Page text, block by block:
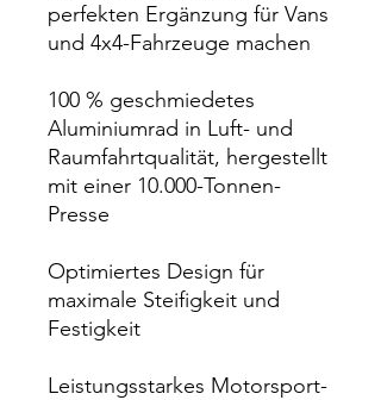
perfekten Ergänzung für Vans
und 4x4-Fahrzeuge machen
100 % geschmiedetes
Aluminiumrad in Luft- und
Raumfahrtqualität, hergestellt
mit einer 10.000-Tonnen-
Presse
Optimiertes Design für
maximale Steifigkeit und
Festigkeit
Leistungsstarkes Motorsport-